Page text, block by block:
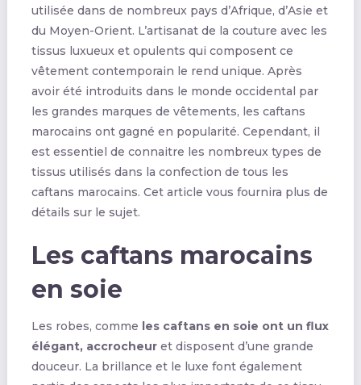
utilisée dans de nombreux pays d’Afrique, d’Asie et
du Moyen-Orient. L’artisanat de la couture avec les
tissus luxueux et opulents qui composent ce
vêtement contemporain le rend unique. Après
avoir été introduits dans le monde occidental par
les grandes marques de vêtements, les caftans
marocains ont gagné en popularité. Cependant, il
est essentiel de connaitre les nombreux types de
tissus utilisés dans la confection de tous les
caftans marocains. Cet article vous fournira plus de
détails sur le sujet.
Les caftans marocains
en soie
Les robes, comme les caftans en soie ont un flux
élégant, accrocheur et disposent d’une grande
douceur. La brillance et le luxe font également